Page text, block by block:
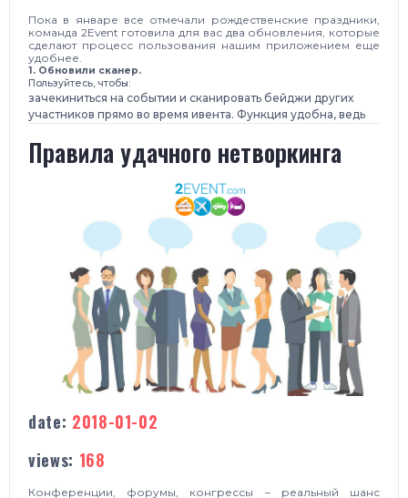
Пока в январе все отмечали рождественские праздники,
команда 2Event готовила для вас два обновления, которые
сделают процесс пользования нашим приложением еще
удобнее.
1. Обновили сканер.
Пользуйтесь, чтобы:
зачекиниться на событии и сканировать бейджи других
участников прямо во время ивента. Функция удобна, ведь
Правила удачного нетворкинга
date: 2018-01-02
views: 168
Конференции, форумы, конгрессы – реальный шанс